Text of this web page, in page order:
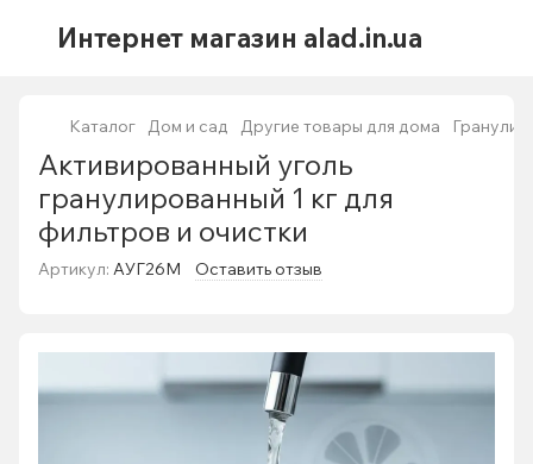
Интернет магазин alad.in.ua
Каталог Дом и сад Другие товары для дома
Активированный уголь
гранулированный 1 кг для
фильтров и очистки
Артикул: АУГ26М Оставить отзыв